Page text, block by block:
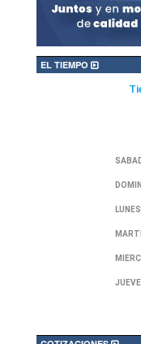
EL TIEMPO